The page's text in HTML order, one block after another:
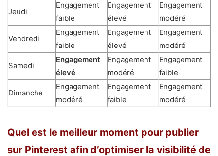
Jeudi
Engagement
faible
Engagement
élevé
Engagement
modéré
Vendredi
Engagement
faible
Engagement
élevé
Engagement
modéré
Samedi
Engagement
élevé
Engagement
modéré
Engagement
faible
Dimanche
Engagement
modéré
Engagement
faible
Engagement
modéré
Quel est le meilleur moment pour publier
sur Pinterest afin d’optimiser la visibilité de